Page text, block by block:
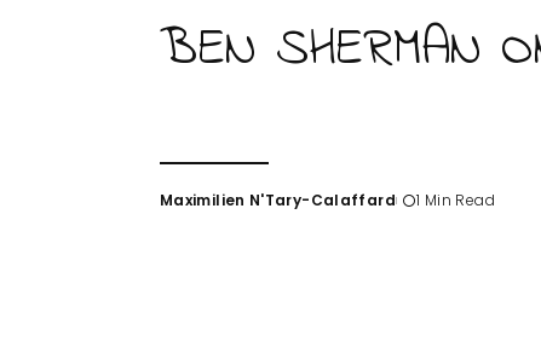
BEN SHERMAN
Posted
Maximilien N'Tary-Calaffard 1 Min Read